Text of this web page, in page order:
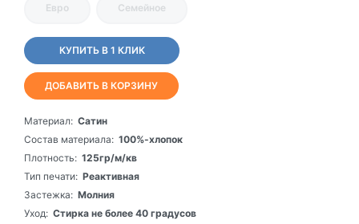
Евро Семейное
КУПИТЬ В 1 КЛИК
ДОБАВИТЬ В КОРЗИНУ
Материал: Сатин
Состав материала: 100%-хлопок
Плотность: 125гр/м/кв
Тип печати: Реактивная
Застежка: Молния
Уход: Стирка не более 40 градусов